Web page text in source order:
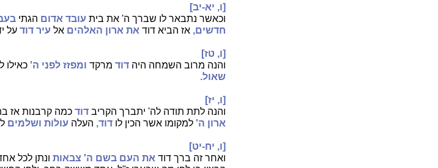
[ו, יא-יב]
וכאשר נתבאר לו שברך ה' את בית עובד אדום הגתי
חדשים, אז הביא דוד את ארון האלהים אל עיר דוד על
[ו, טז]
והנה מרוב השמחה היה דוד מרקד ומפזז לפני ה' כאילו
שאול.
[ו, יז]
והנה לתת תודה לה' יתברך הקריב דוד כמה קרבנות אז
ארון ה' למקומו אשר הכין לו דוד, העלה עולות ושלמים
[ו, יח-יט]
ואחר זה ברך דוד את העם בשם ה' צבאות ונתן לכל